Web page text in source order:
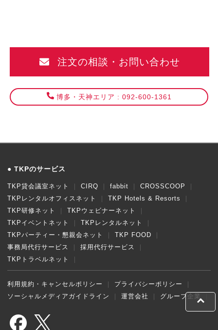
注文の相談・お問い合わせ
博多・天神エリア : 092-600-1361
TKPのサービス
TKP貸会議室ネット CIRQ fabbit
CROSSCOOP
TKPレンタルオフィスネット
TKP Hotels & Resorts
TKP研修ネット
TKPウェビナーネット
TKPイベントネット
TKPレンタルネット
TKPパーティー・懇親会ネット
TKP FOOD
事務局代行サービス
採用代行サービス
TKPトラベルネット
利用規約・キャンセルポリシー
プライバシーポリシー
ソーシャルメディアガイドライン
運営会社 グループ企業